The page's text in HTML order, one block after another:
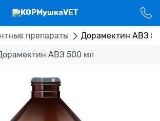
препараты Дорамектин АВЗ
АВЗ 500 мл